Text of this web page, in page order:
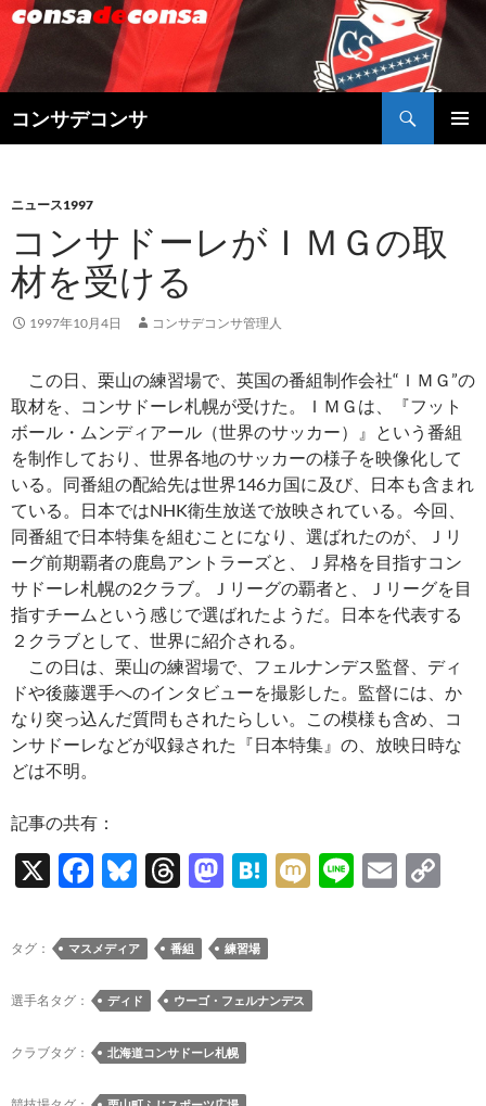
コンサデコンサ
索
ン
へ
ス
キ
ッ
ニュース1997
コンサドーレがＩＭＧの取
材を受ける
1997年10月4日 コンサデコンサ管理人
この日、栗山の練習場で、英国の番組制作会社“ＩＭＧ”の
取材を、コンサドーレ札幌が受けた。ＩＭＧは、『フット
ボール・ムンディアール（世界のサッカー）』という番組
を制作しており、世界各地のサッカーの様子を映像化して
いる。同番組の配給先は世界146カ国に及び、日本も含まれ
ている。日本ではNHK衛生放送で放映されている。今回、
同番組で日本特集を組むことになり、選ばれたのが、Ｊリ
ーグ前期覇者の鹿島アントラーズと、Ｊ昇格を目指すコン
サドーレ札幌の2クラブ。Ｊリーグの覇者と、Ｊリーグを目
指すチームという感じで選ばれたようだ。日本を代表する
２クラブとして、世界に紹介される。
この日は、栗山の練習場で、フェルナンデス監督、ディ
ドや後藤選手へのインタビューを撮影した。監督には、か
なり突っ込んだ質問もされたらしい。この模様も含め、コ
ンサドーレなどが収録された『日本特集』の、放映日時な
どは不明。
記事の共有：
X
F
e
o
o
Bl
es
y
T
e
ds
M
to
o
n
H
e
a
M Li
E
タグ： マスメディア 番組 練習場
選手名タグ： ディド ウーゴ・フェルナンデス
クラブタグ： 北海道コンサドーレ札幌